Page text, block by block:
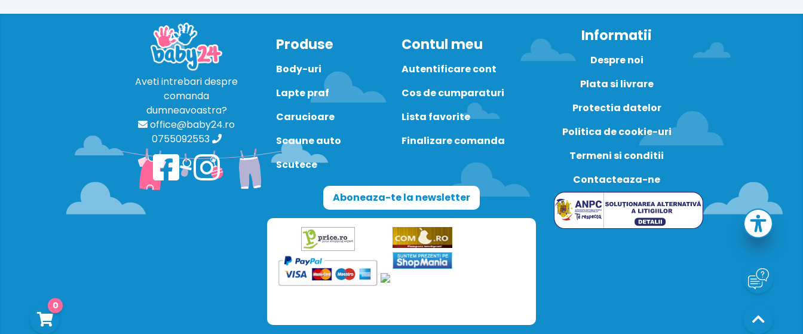
0
Aveti intrebari despre
comanda
dumneavoastra?
office@baby24.ro
0755092553
Produse
Body-uri
Lapte praf
Carucioare
Scaune auto
Scutece
Contul meu
Autentificare cont
Cos de cumparaturi
Lista favorite
Finalizare comanda
Aboneaza-te la newsletter
Informatii
Despre noi
Plata si livrare
Protectia datelor
Politica de cookie-uri
Termeni si conditii
Contacteaza-ne